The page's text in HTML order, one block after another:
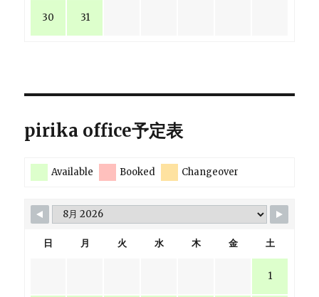
30 31
pirika office予定表
Available Booked Changeover
日 月 火 水 木 金 土
1